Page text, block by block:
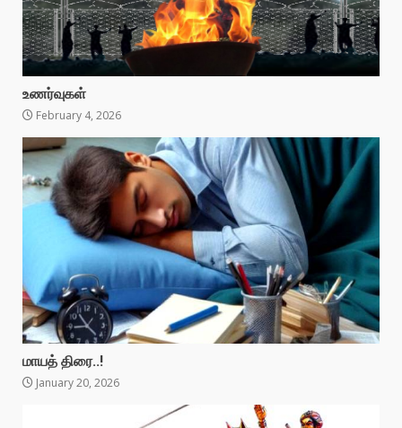
உணர்வுகள்
February 4, 2026
மாயத் திரை..!
January 20, 2026